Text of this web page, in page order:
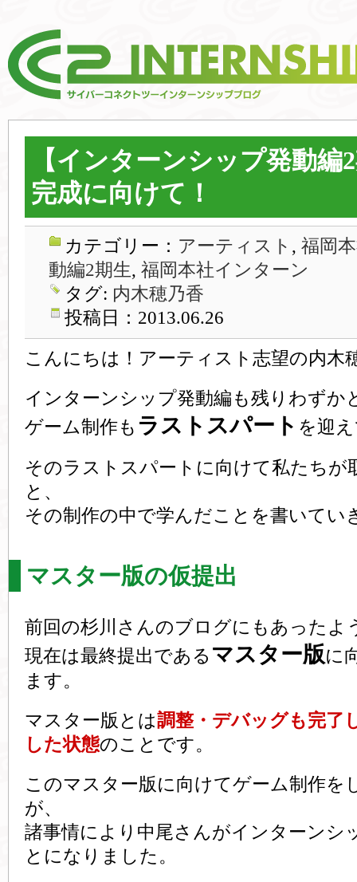
【インターンシップ発動編
完成に向けて！
カテゴリー： アーティスト , 福岡
動編2期生, 福岡本社インターン
タグ: 内木穂乃香
投稿日：2013.06.26
こんにちは！アーティスト志望の内木
インターンシップ発動編も残りわずか
ゲーム制作も ラストスパート を迎
そのラストスパートに向けて私たちが
と、
その制作の中で学んだことを書いてい
マスター版の仮提出
前回の杉川さんのブログにもあったよ
現在は最終提出である マスター版に
ます。
マスター版とは調整・デバッグも完了
した状態のことです。
このマスター版に向けてゲーム制作を
が、
諸事情により中尾さんがインターンシ
とになりました。